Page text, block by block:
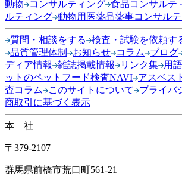
動物
コンサルティング 食品コンサルテ
ルティング 動物用医薬品薬事コンサル
質問・相談をする 検査・試験を依頼す
品質管理体制
お知らせ コラム ブログ
ディア情報
雑誌掲載情報 リンク集 用
ットのペットフード検査NAVI アスベス
査コラム
このサイトについて プライバ
商取引に基づく表示
本 社
〒379-2107
群馬県前橋市荒口町561-21